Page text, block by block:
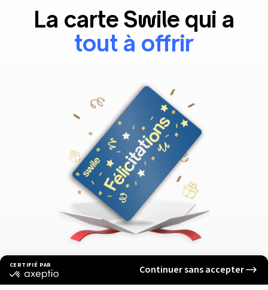
La carte Swile qui a
tout à offrir
Commande en quelques clics, livrée en 72h